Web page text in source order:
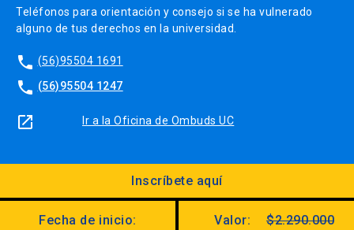
Inscríbete aquí
Fecha de inicio: Valor: $2.290.000
Teléfonos para orientación y consejo si se ha vulnerado
alguno de tus derechos en la universidad.
phone (56)95504 1691
phone (56)95504 1247
launch Ir a la Oficina de Ombuds UC
Diseño:Dirección Digital, Prorrectoría